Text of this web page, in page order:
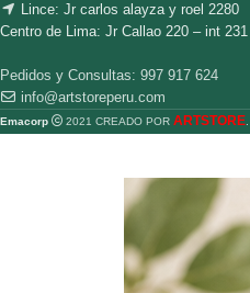
Lince: Jr carlos alayza y roel 2280
Centro de Lima: Jr Callao 220 – int 231
Pedidos y Consultas: 997 917 624
info@artstoreperu.com
Emacorp 2021 CREADO POR ARTSTORE.